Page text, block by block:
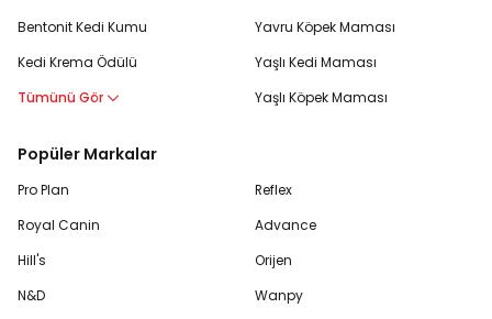
Bentonit Kedi Kumu
Kedi Krema Ödülü
Tümünü Gör
Yavru Köpek Maması
Yaşlı Kedi Maması
Yaşlı Köpek Maması
Popüler Markalar
Pro Plan
Royal Canin
Hill's
N&D
Reflex
Advance
Orijen
Wanpy